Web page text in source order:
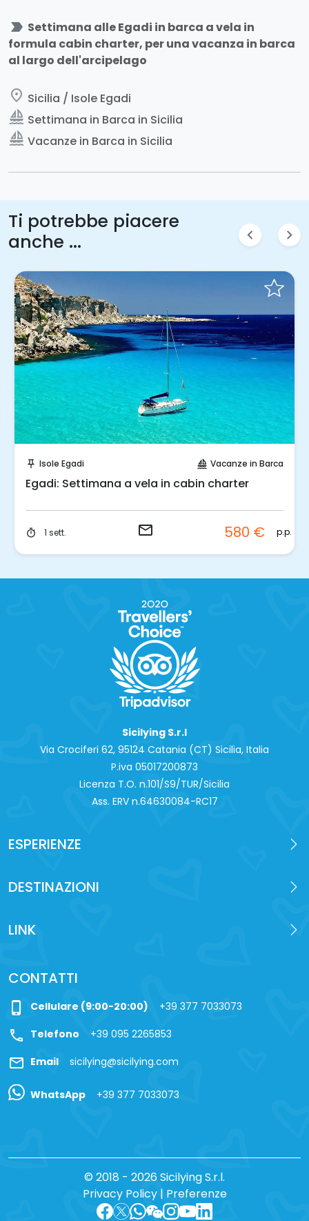
label_important Settimana alle Egadi in barca a vela in
formula cabin charter, per una vacanza in barca
al largo dell'arcipelago
place Sicilia / Isole Egadi
sailing Settimana in Barca in Sicilia
sailing Vacanze in Barca in Sicilia
Ti potrebbe piacere
anche ...
chevron_left chevron_right
push_pin Isole Egadi sailing Vacanze in Barca
Egadi: Settimana a vela in cabin charter
timer 1 sett. email 580 € p.p.
Sicilying S.r.l
Via Crociferi 62, 95124 Catania (CT) Sicilia, Italia
P.iva 0‍5017200873
Licenza T.O. n.101/S9/TUR/Sicilia
Ass. ERV n.64630084-RC17
ESPERIENZE
DESTINAZIONI
LINK
CONTATTI
phone_iphone Cellulare (9:00-20:00) +39 377 7033073
call Telefono +39 095 2265853
mail Email sicilying@sicilying.com
WhatsApp +39 377 7033073
© 2018 - 2026 Sicilying S.r.l.
Privacy Policy| Preferenze